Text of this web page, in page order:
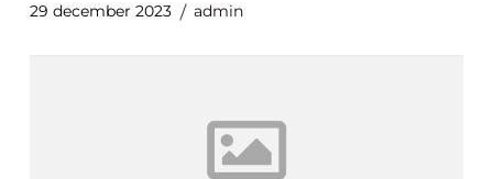
29 december 2023 admin